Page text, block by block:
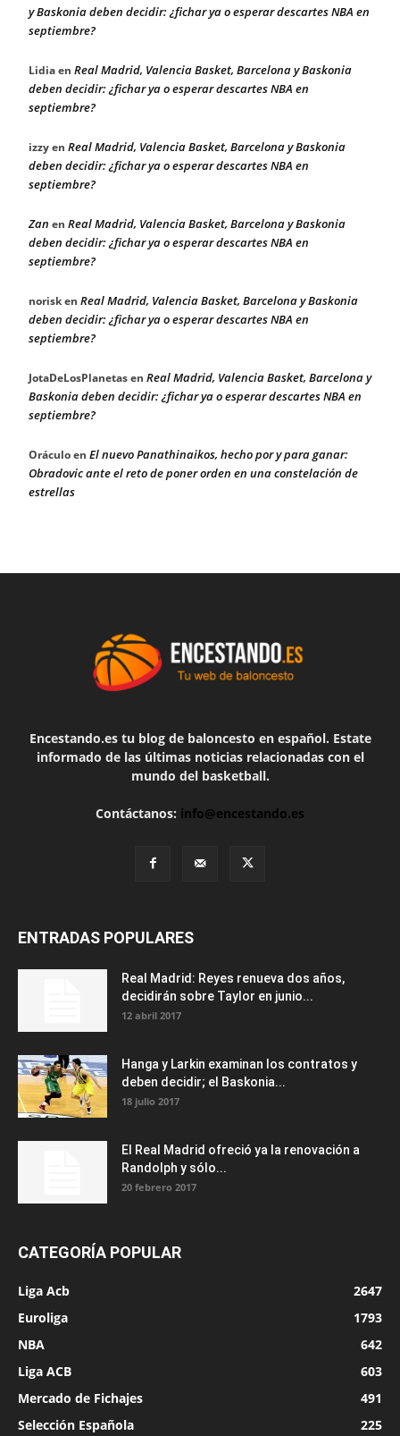
y Baskonia deben decidir: ¿fichar ya o esperar descartes NBA en
septiembre?
Lidiaen Real Madrid, Valencia Basket, Barcelona y Baskonia
deben decidir: ¿fichar ya o esperar descartes NBA en
septiembre?
izzyen Real Madrid, Valencia Basket, Barcelona y Baskonia
deben decidir: ¿fichar ya o esperar descartes NBA en
septiembre?
Zan en Real Madrid, Valencia Basket, Barcelona y Baskonia
deben decidir: ¿fichar ya o esperar descartes NBA en
septiembre?
norisken Real Madrid, Valencia Basket, Barcelona y Baskonia
deben decidir: ¿fichar ya o esperar descartes NBA en
septiembre?
JotaDeLosPlanetasen Real Madrid, Valencia Basket, Barcelona y
Baskonia deben decidir: ¿fichar ya o esperar descartes NBA en
septiembre?
Oráculoen El nuevo Panathinaikos, hecho por y para ganar:
Obradovic ante el reto de poner orden en una constelación de
estrellas
Encestando.es tu blog de baloncesto en español. Estate
informado de las últimas noticias relacionadas con el
mundo del basketball.
Contáctanos: info@encestando.es
ENTRADAS POPULARES
Real Madrid: Reyes renueva dos años,
decidirán sobre Taylor en junio...
12 abril 2017
Hanga y Larkin examinan los contratos y
deben decidir; el Baskonia...
18 julio 2017
El Real Madrid ofreció ya la renovación a
Randolph y sólo...
20 febrero 2017
CATEGORÍA POPULAR
Liga Acb
2647
Euroliga
1793
NBA
642
Liga ACB
603
Mercado de Fichajes
491
Selección Española
225